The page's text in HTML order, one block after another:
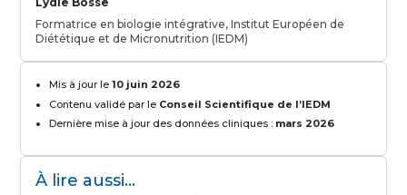
Formatrice en biologie intégrative, Institut Européen de
Diététique et de Micronutrition (IEDM)
Mis à jour le10 juin 2026
Contenu validé par le Conseil Scientifique de l’IEDM
Dernière mise à jour des données cliniques : mars 2026
À lire aussi...